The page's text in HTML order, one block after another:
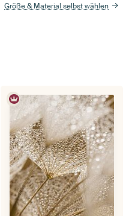
Größe & Material selbst wählen